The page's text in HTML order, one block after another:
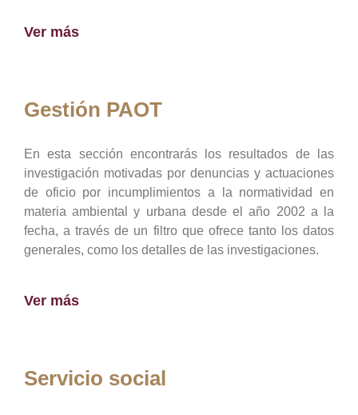
Ver más
Gestión PAOT
En esta sección encontrarás los resultados de las
investigación motivadas por denuncias y actuaciones
de oficio por incumplimientos a la normatividad en
materia ambiental y urbana desde el año 2002 a la
fecha, a través de un filtro que ofrece tanto los datos
generales, como los detalles de las investigaciones.
Ver más
Servicio social